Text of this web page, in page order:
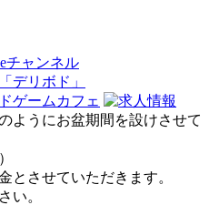
ようにお盆期間を設けさせて
とさせていただきます。
い。